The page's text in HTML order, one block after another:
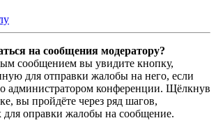
на сообщения модератору?
сообщением вы увидите кнопку,
для отправки жалобы на него, если
администратором конференции. Щёлкнув
вы пройдёте через ряд шагов,
для оправки жалобы на сообщение.